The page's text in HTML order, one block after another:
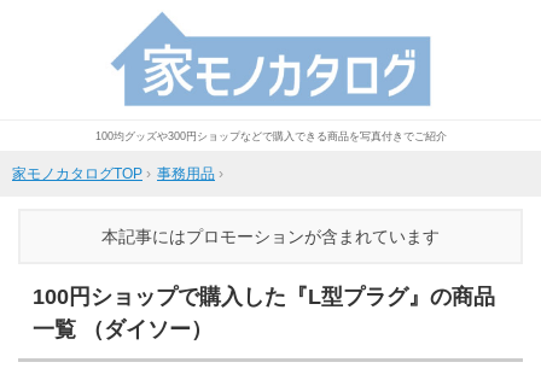
100均グッズや300円ショップなどで購入できる商品を写真付きでご紹介
家モノカタログTOP › 事務用品 ›
本記事にはプロモーションが含まれています
100円ショップで購入した『L型プラグ』の商品
一覧 （ダイソー）